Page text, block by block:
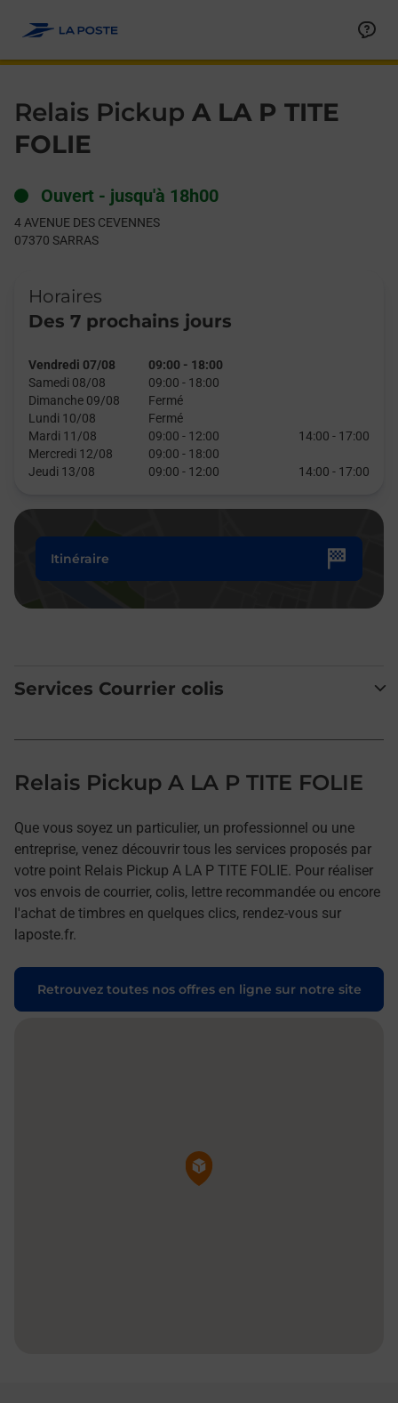
Relais Pickup A LA P TITE
FOLIE
Ouvert - jusqu'à 18h00
4 AVENUE DES CEVENNES
07370 SARRAS
Horaires
Des 7 prochains jours
Vendredi 07/08 09:00 - 18:00
Samedi 08/08
09:00 - 18:00
Dimanche 09/08
Fermé
Lundi 10/08
Fermé
Mardi 11/08
09:00 - 12:00 14:00 - 17:00
Mercredi 12/08
09:00 - 18:00
Jeudi 13/08
09:00 - 12:00 14:00 - 17:00
Itinéraire
Services Courrier colis
Relais Pickup A LA P TITE FOLIE
Que vous soyez un particulier, un professionnel ou une
entreprise, venez découvrir tous les services proposés par
votre point Relais Pickup A LA P TITE FOLIE. Pour réaliser
vos envois de courrier, colis, lettre recommandée ou encore
l'achat de timbres en quelques clics, rendez-vous sur
laposte.fr.
Retrouvez toutes nos offres en ligne sur notre site
Pin de la carte